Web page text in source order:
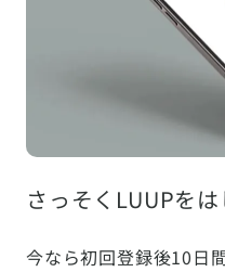
さっそくLUUPをは
今なら初回登録後10日